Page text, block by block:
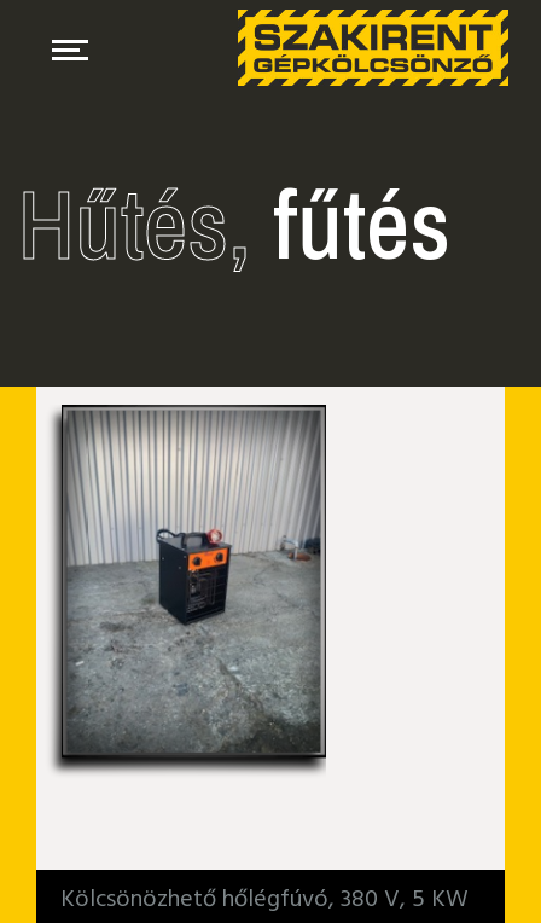
Hűtés, fűtés
Kölcsönözhető hőlégfúvó, 380 V, 5 KW